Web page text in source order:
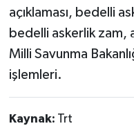
açıklaması, bedelli
bedelli askerlik zam,
Milli Savunma
işlemleri.
Kaynak: Trt